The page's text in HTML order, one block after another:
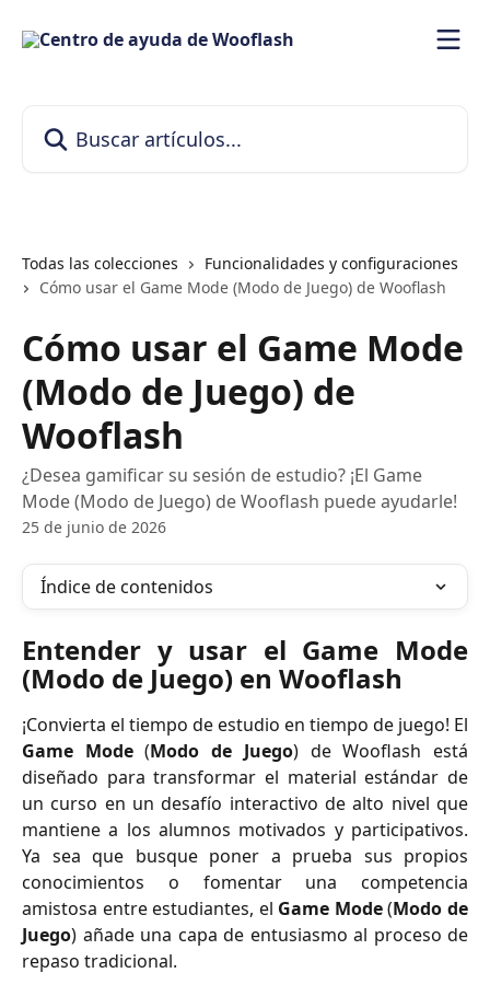
Todas las colecciones
Funcionalidades y configuraciones
Cómo usar el Game Mode (Modo de Juego) de Wooflash
Cómo usar el Game Mode
(Modo de Juego) de
Wooflash
¿Desea gamificar su sesión de estudio? ¡El Game
Mode (Modo de Juego) de Wooflash puede ayudarle!
25 de junio de 2026
Índice de contenidos
Entender y usar el Game Mode
(Modo de Juego) en Wooflash
¡Convierta el tiempo de estudio en tiempo de juego! El
Game Mode(Modo de Juego) de Wooflash está
diseñado para transformar el material estándar de
un curso en un desafío interactivo de alto nivel que
mantiene a los alumnos motivados y participativos.
Ya sea que busque poner a prueba sus propios
conocimientos o fomentar una competencia
amistosa entre estudiantes, el Game Mode(Modo de
Juego) añade una capa de entusiasmo al proceso de
repaso tradicional.